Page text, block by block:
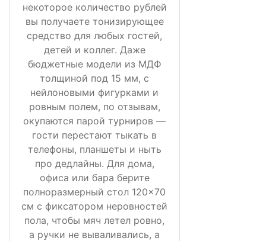
некоторое количество рублей
вы получаете тонизирующее
средство для любых гостей,
детей и коллег. Даже
бюджетные модели из МДФ
толщиной под 15 мм, с
нейлоновыми фигурками и
ровным полем, по отзывам,
окупаются парой турниров —
гости перестают тыкать в
телефоны, планшеты и ныть
про дедлайны. Для дома,
офиса или бара берите
полноразмерный стол 120×70
см с фиксатором неровностей
пола, чтобы мяч летел ровно,
а ручки не вываливались, а